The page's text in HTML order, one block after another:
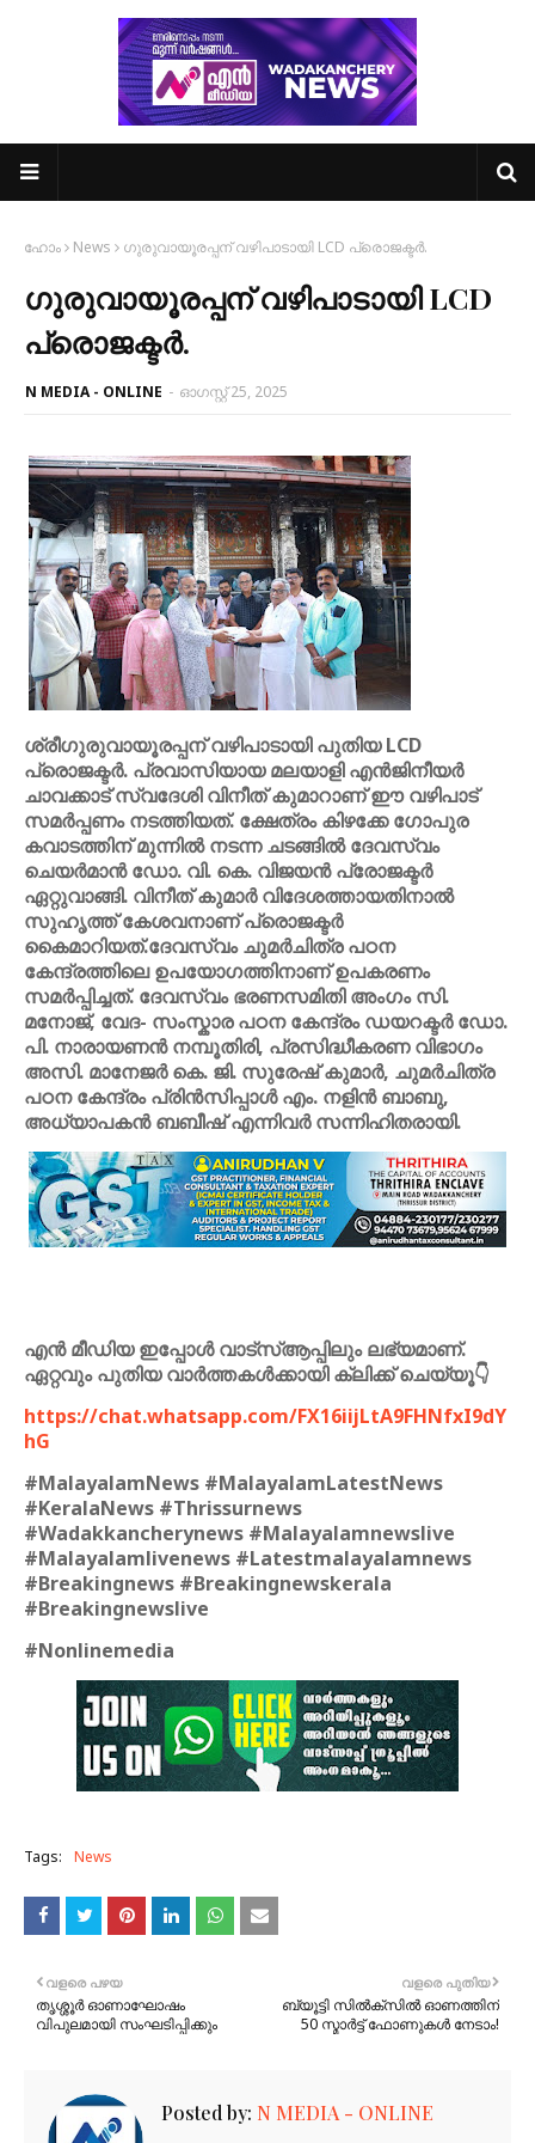
ഹോം News ഗുരുവായൂരപ്പന് വഴിപാടായി LCD പ്രൊജക്ടർ.
ഗുരുവായൂരപ്പന് വഴിപാടായി LCD
പ്രൊജക്ടർ.
N MEDIA - ONLINE - ഓഗസ്റ്റ് 25, 2025
ശ്രീഗുരുവായൂരപ്പന് വഴിപാടായി പുതിയ LCD
പ്രൊജക്ടർ. പ്രവാസിയായ മലയാളി എൻജിനീയർ
ചാവക്കാട് സ്വദേശി വിനീത് കുമാറാണ് ഈ വഴിപാട്
സമർപ്പണം നടത്തിയത്. ക്ഷേത്രം കിഴക്കേ ഗോപുര
കവാടത്തിന് മുന്നിൽ നടന്ന ചടങ്ങിൽ ദേവസ്വം
ചെയർമാൻ ഡോ. വി. കെ. വിജയൻ പ്രോജക്ടർ
ഏറ്റുവാങ്ങി. വിനീത് കുമാർ വിദേശത്തായതിനാൽ
സുഹൃത്ത് കേശവനാണ് പ്രൊജക്ടർ
കൈമാറിയത്.ദേവസ്വം ചുമർചിത്ര പഠന
കേന്ദ്രത്തിലെ ഉപയോഗത്തിനാണ് ഉപകരണം
സമർപ്പിച്ചത്. ദേവസ്വം ഭരണസമിതി അംഗം സി.
മനോജ്, വേദ- സംസ്കാര പഠന കേന്ദ്രം ഡയറക്ടർ ഡോ.
പി. നാരായണൻ നമ്പൂതിരി, പ്രസിദ്ധീകരണ വിഭാഗം
അസി. മാനേജർ കെ. ജി. സുരേഷ് കുമാർ, ചുമർചിത്ര
പഠന കേന്ദ്രം പ്രിൻസിപ്പാൾ എം. നളിൻ ബാബു,
അധ്യാപകൻ ബബീഷ് എന്നിവർ സന്നിഹിതരായി.
എൻ മീഡിയ ഇപ്പോൾ വാട്സ്ആപ്പിലും ലഭ്യമാണ്.
ഏറ്റവും പുതിയ വാർത്തകൾക്കായി ക്ലിക്ക് ചെയ്യൂ👇
https://chat.whatsapp.com/FX16iijLtA9FHNfxI9dY
hG
#MalayalamNews #MalayalamLatestNews
#KeralaNews #Thrissurnews
#Wadakkancherynews #Malayalamnewslive
#Malayalamlivenews #Latestmalayalamnews
#Breakingnews #Breakingnewskerala
#Breakingnewslive
#Nonlinemedia
Tags: News
വളരെ പുതിയ
ബ്യൂട്ടി സിൽക്‌സിൽ ഓണത്തിന്
50 സ്മാർട്ട് ഫോണുകൾ നേടാം!
വളരെ പഴയ
തൃശ്ശൂർ ഓണാഘോഷം
വിപുലമായി സംഘടിപ്പിക്കും
Posted by: N MEDIA - ONLINE